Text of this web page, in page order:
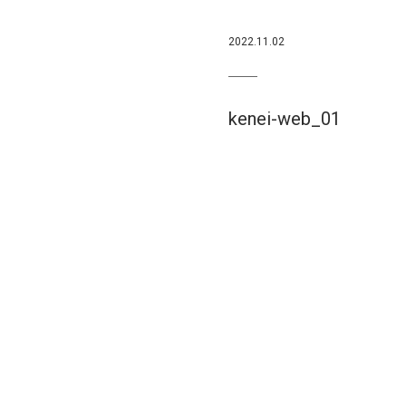
2022.11.02
kenei-web_01